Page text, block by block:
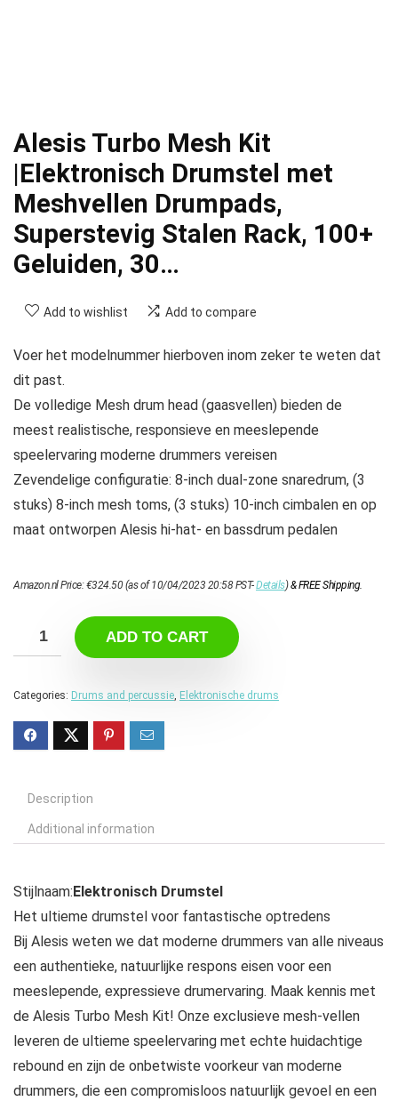
Alesis Turbo Mesh Kit
|Elektronisch Drumstel met
Meshvellen Drumpads,
Superstevig Stalen Rack, 100+
Geluiden, 30…
Add to wishlist Add to compare
Voer het modelnummer hierboven inom zeker te weten dat
dit past.
De volledige Mesh drum head (gaasvellen) bieden de
meest realistische, responsieve en meeslepende
speelervaring moderne drummers vereisen
Zevendelige configuratie: 8-inch dual-zone snaredrum, (3
stuks) 8-inch mesh toms, (3 stuks) 10-inch cimbalen en op
maat ontworpen Alesis hi-hat- en bassdrum pedalen
Amazon.nl Price:€324.50(as of 10/04/2023 20:58 PST-Details)&FREE Shipping.
ADD TO CART
Categories: Drums and percussie, Elektronische drums
Description
Additional information
Stijlnaam:Elektronisch Drumstel
Het ultieme drumstel voor fantastische optredens
Bij Alesis weten we dat moderne drummers van alle niveaus
een authentieke, natuurlijke respons eisen voor een
meeslepende, expressieve drumervaring. Maak kennis met
de Alesis Turbo Mesh Kit! Onze exclusieve mesh-vellen
leveren de ultieme speelervaring met echte huidachtige
rebound en zijn de onbetwiste voorkeur van moderne
drummers, die een compromisloos natuurlijk gevoel en een